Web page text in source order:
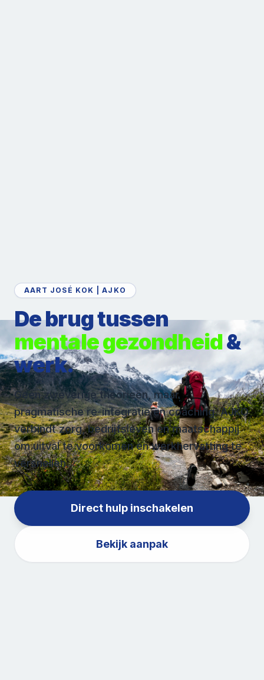
AART JOSÉ KOK | AJKO
De brug tussen
mentale gezondheid&
werk.
Geen zweverige theorieën, maar
pragmatische re-integratie en coaching. AJKO
verbindt zorg, bedrijfsleven en maatschappij
om uitval te voorkomen en werkhervatting te
versnellen.
Direct hulp inschakelen
Bekijk aanpak